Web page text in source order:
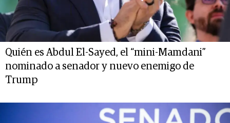
Quién es Abdul El-Sayed, el “mini-Mamdani”
nominado a senador y nuevo enemigo de
Trump